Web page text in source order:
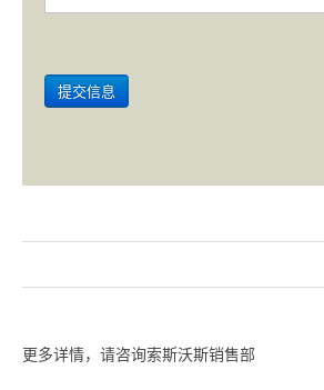
更多详情，请咨询索斯沃斯销售部